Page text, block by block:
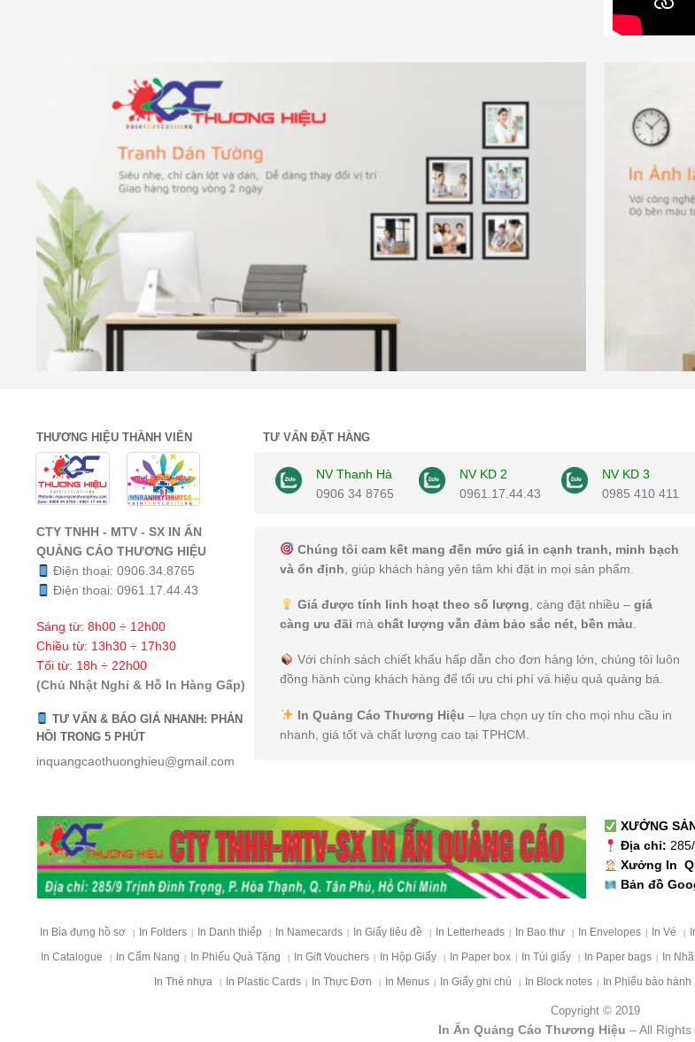
THƯƠNG HIỆU THÀNH VIÊN
CTY TNHH - MTV - SX IN ẤN
QUẢNG CÁO THƯƠNG HIỆU
Điện thoại:0906.34.8765
Điện thoại:0961.17.44.43
Sáng từ: 8h00 ÷ 12h00
Chiều từ: 13h30 ÷ 17h30
Tối từ: 18h ÷ 22h00
(Chủ Nhật Nghỉ & Hỗ In Hàng Gấp)
TƯ VẤN & BÁO GIÁ NHANH: PHẢN
HỒI TRONG 5 PHÚT
inquangcaothuonghieu@gmail.com
TƯ VẤN ĐẶT HÀNG
NV Thanh Hà
0906 34 8765
NV KD 2
0961.17.44.43
NV KD 3
0985 410 411
Chúng tôi cam kết mang đến mức giá in cạnh tranh, minh bạch
và ổn định , giúp khách hàng yên tâm khi đặt in mọi sản phẩm.
Giá được tính linh hoạt theo số lượng, càng đặt nhiều – giá
càng ưu đãi màchất lượng vẫn đảm bảo sắc nét, bền màu.
Với chính sách chiết khấu hấp dẫn cho đơn hàng lớn, chúng tôi luôn
đồng hành cùng khách hàng để tối ưu chi phí và hiệu quả quảng bá.
In Quảng Cáo Thương Hiệu – lựa chọn uy tín cho mọi nhu cầu in
nhanh, giá tốt và chất lượng cao tại TPHCM.
XƯỞNG
Địa chỉ:
Xưởng In
Bản đồ
In Bìa đựng hồ sơ In Folders In Danh thiếp In Namecards In Giấy tiêu đề In Letterheads In Bao thư In Envelopes In Vé
In Catalogue In Cẩm Nang In Phiếu Quà Tặng In Gift Vouchers In Hộp Giấy In Paper box In Túi giấy In Paper bags In
In Thẻ nhựa In Plastic Cards In Thực Đơn In Menus In Giấy ghi chú In Block notes In Phiếu bảo hành
Copyright © 2019
In Ấn Quảng Cáo Thương Hiệu – All Rights